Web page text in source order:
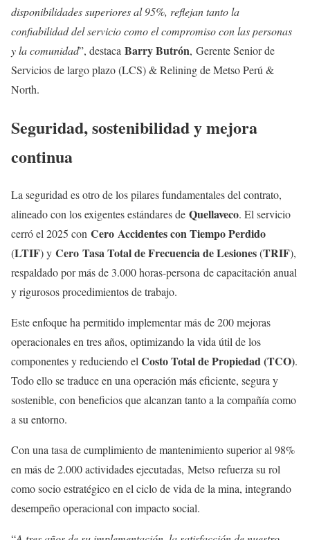
disponibilidades superiores al 95%, reflejan tanto la
confiabilidad del servicio como el compromiso con las personas
y la comunidad”, destaca Barry Butrón, Gerente Senior de
Servicios de largo plazo (LCS) & Relining de Metso Perú &
North.
Seguridad, sostenibilidad y mejora
continua
La seguridad es otro de los pilares fundamentales del contrato,
alineado con los exigentes estándares de Quellaveco. El servicio
cerró el 2025 con Cero Accidentes con Tiempo Perdido
(LTIF) y Cero Tasa Total de Frecuencia de Lesiones(TRIF),
respaldado por más de 3.000 horas-persona de capacitación anual
y rigurosos procedimientos de trabajo.
Este enfoque ha permitido implementar más de 200 mejoras
operacionales en tres años, optimizando la vida útil de los
componentes y reduciendo el Costo Total de Propiedad (TCO).
Todo ello se traduce en una operación más eficiente, segura y
sostenible, con beneficios que alcanzan tanto a la compañía como
a su entorno.
Con una tasa de cumplimiento de mantenimiento superior al 98%
en más de 2.000 actividades ejecutadas, Metso refuerza su rol
como socio estratégico en el ciclo de vida de la mina, integrando
desempeño operacional con impacto social.